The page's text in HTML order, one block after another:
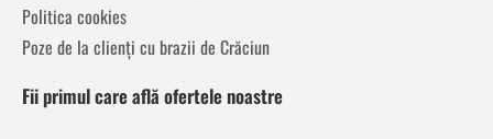
Politica cookies
Poze de la clienți cu brazii de Crăciun
Fii primul care află ofertele noastre